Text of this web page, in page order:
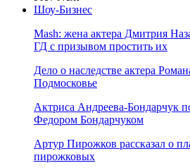
Шоу-Бизнес
Mash: жена актера Дмитрия
ГД с призывом простить их
Дело о наследстве актера
Подмосковье
Актриса Андреева-Бондарчук
Федором Бондарчуком
Артур Пирожков рассказал о
пирожковых